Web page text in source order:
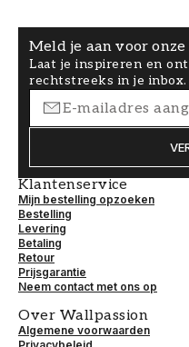
Meld je aan voor
Laat je inspireren en
rechtstreeks in je inbox.
Klantenservice
Mijn bestelling opzoeken
Bestelling
Levering
Betaling
Retour
Prijsgarantie
Neem contact met ons op
Over Wallpassion
Algemene voorwaarden